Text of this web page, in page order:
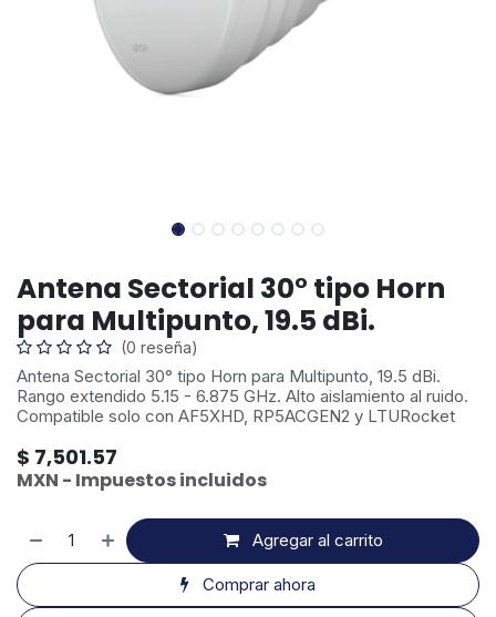
Antena Sectorial 30° tipo Horn
para Multipunto, 19.5 dBi.
(0 reseña)
Antena Sectorial 30° tipo Horn para Multipunto, 19.5 dBi.
Rango extendido 5.15 - 6.875 GHz. Alto aislamiento al ruido.
Compatible solo con AF5XHD, RP5ACGEN2 y LTURocket
$ 7,501.57
MXN - Impuestos incluidos
Agregar al carrito
Comprar ahora